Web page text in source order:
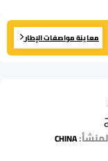
معاينة مواصفات الإطار
CHINA